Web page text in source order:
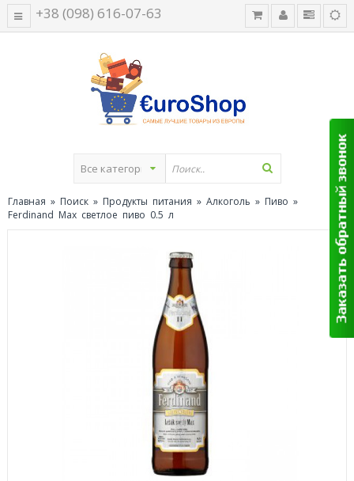
+38 (098) 616-07-63
Главная » Поиск » Продукты питания » Алкоголь » Пиво »
Ferdinand Max светлое пиво 0.5 л